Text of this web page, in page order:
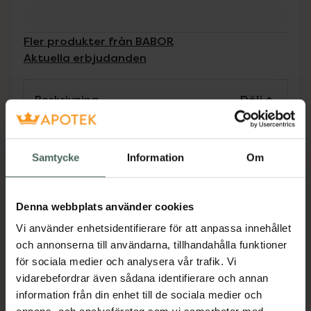
Samtycke Information Om
Denna webbplats använder cookies
Vi använder enhetsidentifierare för att anpassa innehållet
och annonserna till användarna, tillhandahålla funktioner
för sociala medier och analysera vår trafik. Vi
vidarebefordrar även sådana identifierare och annan
information från din enhet till de sociala medier och
Fler produkter från BABOR
Aktuella erbjudanden
Beskrivning Dölj
Lätt tonad och multifunktionell BB cream
med SPF 20 ger en jämnare hudton och ett
döljer ojämnheter och och adderar fin lyster.
Berikad med barriärstärkande pre- och
probiotika och skyddande barkextrakt från
rödlönn. Passar alla hudtyper.
EAN:04015165373636
Kategorier: